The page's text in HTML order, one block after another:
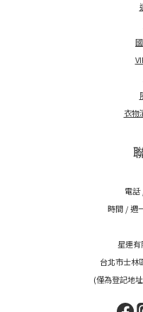
衣物
電話
時間 / 週
星連有
台北市士林
(僅為登記地